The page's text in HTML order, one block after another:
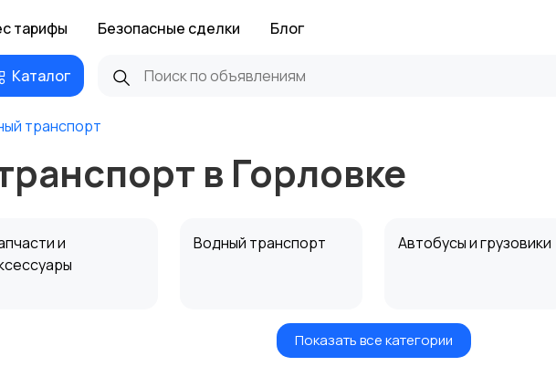
тарифы Безопасные сделки Блог
Каталог
транспорт
в Горловке
и
Водный транспорт Автобусы и грузовики
Прицепы, дома на
Воздушный
Показать все категории